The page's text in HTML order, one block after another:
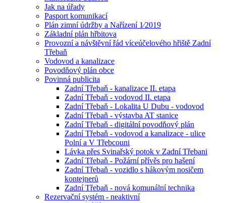
Jak na úřady
Pasport komunikací
Plán zimní údržby a Nařízení 1⁄2019
Základní plán hřbitova
Provozní a návštěvní řád víceúčelového hřiště Zadní
Třebaň
Vodovod a kanalizace
Povodňový plán obce
Povinná publicita
Zadní Třebaň - kanalizace II. etapa
Zadní Třebaň - vodovod II. etapa
Zadní Třebaň - Lokalita U Dubu - vodovod
Zadní Třebaň - výstavba AT stanice
Zadní Třebaň - digitální povodňový plán
Zadní Třebaň - vodovod a kanalizace - ulice
Polní a V Třebcouni
Lávka přes Svinařský potok v Zadní Třebani
Zadní Třebaň - Požární přívěs pro hašení
Zadní Třebaň - vozidlo s hákovým nosičem
kontejnerů
Zadní Třebaň - nová komunální technika
Rezervační systém - neaktivní